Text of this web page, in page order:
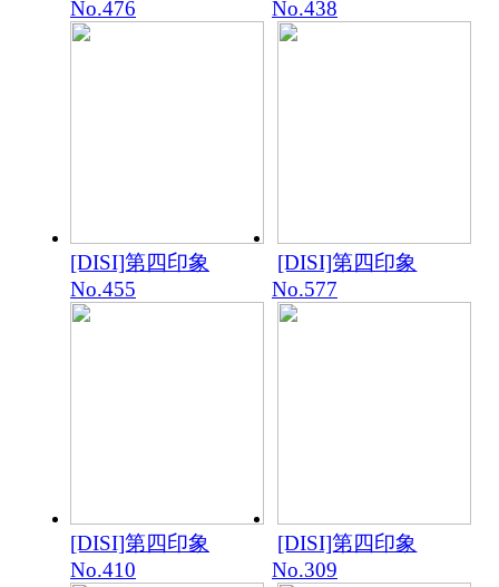
No.476
No.438
[DISI]第四印象
No.455
[DISI]第四印象
No.577
[DISI]第四印象
No.410
[DISI]第四印象
No.309